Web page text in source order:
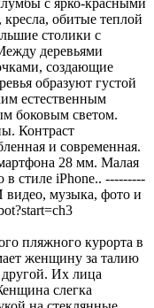
кресла, обитые теплой
столики с
деревьями
создающие
образуют густой
естественным
боковым светом.
Контраст
и современная.
28 мм. Малая
в стиле iPhone.. ---------
видео, музыка, фото и
пляжного курорта в
женщину за талию
Их лица
слегка